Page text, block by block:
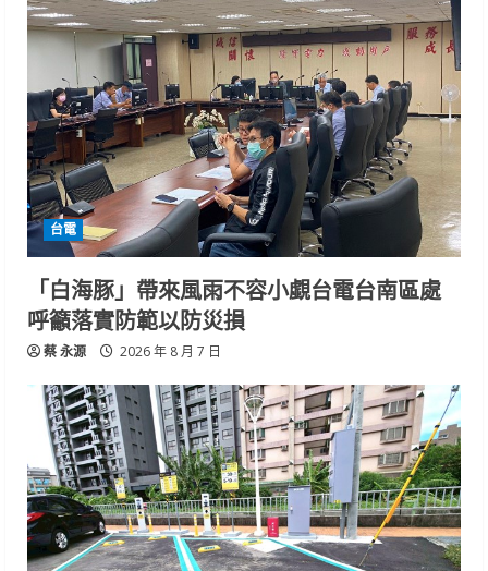
台電
「白海豚」帶來風雨不容小覷台電台南區處
呼籲落實防範以防災損
蔡 永源 2026 年 8 月 7 日